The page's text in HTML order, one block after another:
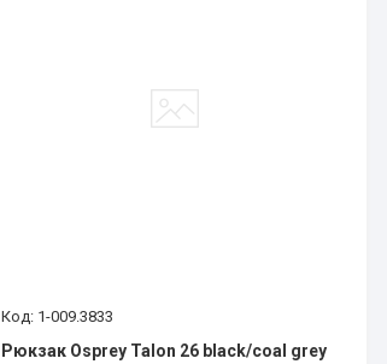
1-009.3833
Рюкзак Osprey Talon 26 black/coal grey